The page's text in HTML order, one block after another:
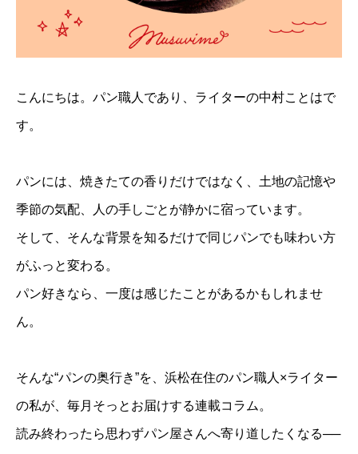
こんにちは。パン職人であり、ライターの中村ことはで
す。
パンには、焼きたての香りだけではなく、土地の記憶や
季節の気配、人の手しごとが静かに宿っています。
そし​て、そんな背景を知るだけで同じパンでも味わい方
がふっと変わる。
パン好きなら、一度は感じたことがあるかもしれませ
ん。
そんな“パンの奥行き”を、​浜松在住のパン職人×ライター
の私が、毎月そっとお届けする​連載コラム。
読み終わったら思わずパン屋さんへ寄り道したくなる──